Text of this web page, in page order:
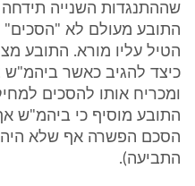
שההתנגדות השנייה
התובע מעולם לא "הסכים"
כיצד להגיב כאשר ביהמ"ש
ומכריח אותו להסכים
התובע מוסיף כי ביהמ"ש
התביעה).